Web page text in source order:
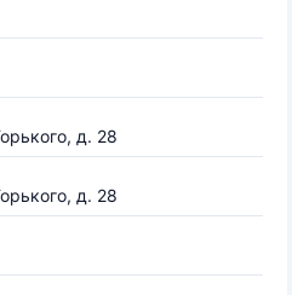
д. 28
д. 28